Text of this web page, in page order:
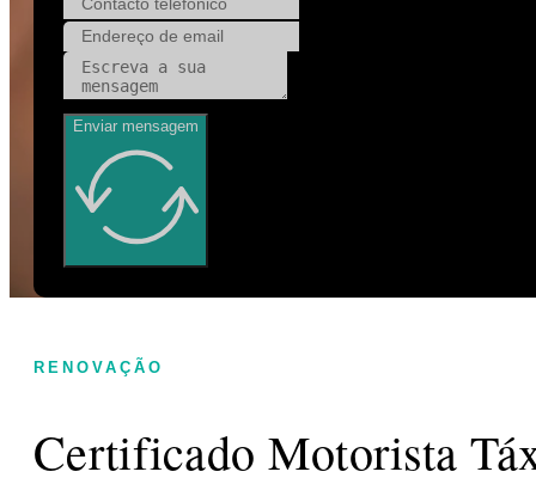
Enviar mensagem
RENOVAÇÃO
Certificado Motorista